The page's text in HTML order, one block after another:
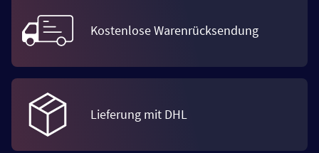
Kostenlose Warenrücksendung
Lieferung mit DHL